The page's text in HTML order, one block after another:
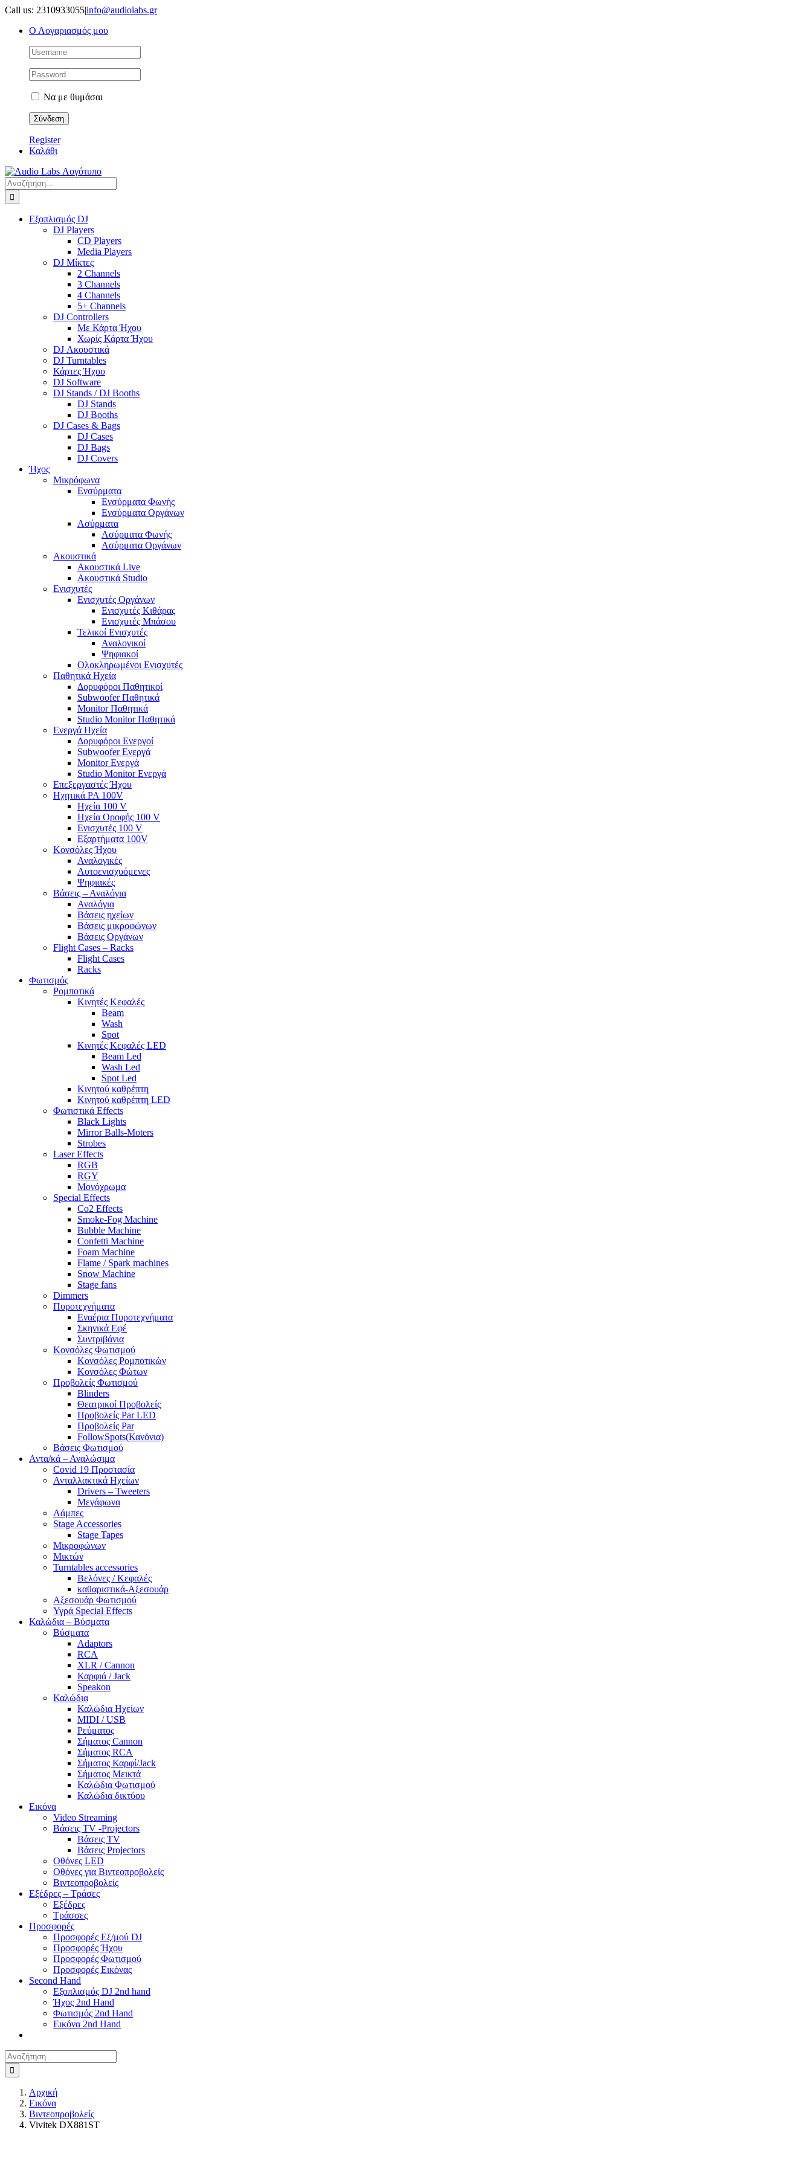
Μετάβαση
περιεχόμενο
Call us: 2310933055|info@audiolabs.gr
Ο Λογαριασμός μου
Να με θυμάσαι
Register
Καλάθι
Αναζήτηση
για:
Εξοπλισμός DJ
DJ Players
CD Players
Media Players
DJ Μίκτες
2 Channels
3 Channels
4 Channels
5+ Channels
DJ Controllers
Με Κάρτα Ήχου
Χωρίς Κάρτα Ήχου
DJ Ακουστικά
DJ Turntables
Κάρτες Ήχου
DJ Software
DJ Stands / DJ Booths
DJ Stands
DJ Booths
DJ Cases & Bags
DJ Cases
DJ Bags
DJ Covers
Ήχος
Μικρόφωνα
Ενσύρματα
Ενσύρματα Φωνής
Ενσύρματα Οργάνων
Ασύρματα
Ασύρματα Φωνής
Ασύρματα Οργάνων
Ακουστικά
Ακουστικά Live
Ακουστικά Studio
Ενισχυτές
Ενισχυτές Οργάνων
Ενισχυτές Κιθάρας
Ενισχυτές Μπάσου
Τελικοί Ενισχυτές
Αναλογικοί
Ψηφιακοί
Ολοκληρωμένοι Ενισχυτές
Παθητικά Ηχεία
Δορυφόροι Παθητικοί
Subwoofer Παθητικά
Monitor Παθητικά
Studio Monitor Παθητικά
Ενεργά Ηχεία
Δορυφόροι Ενεργοί
Subwoofer Ενεργά
Monitor Ενεργά
Studio Monitor Ενεργά
Επεξεργαστές Ήχου
Ηχητικά PA 100V
Ηχεία 100 V
Ηχεία Οροφής 100 V
Ενισχυτές 100 V
Εξαρτήματα 100V
Κονσόλες Ήχου
Αναλογικές
Αυτοενισχυόμενες
Ψηφιακές
Βάσεις – Αναλόγια
Αναλόγια
Βάσεις ηχείων
Βάσεις μικροφώνων
Βάσεις Οργάνων
Flight Cases – Racks
Flight Cases
Racks
Φωτισμός
Ρομποτικά
Κινητές Κεφαλές
Beam
Wash
Spot
Κινητές Κεφαλές LED
Beam Led
Wash Led
Spot Led
Κινητού καθρέπτη
Κινητού καθρέπτη LED
Φωτιστικά Effects
Black Lights
Mirror Balls-Moters
Strobes
Laser Effects
RGB
RGY
Μονόχρωμα
Special Effects
Co2 Effects
Smoke-Fog Machine
Bubble Machine
Confetti Machine
Foam Machine
Flame / Spark machines
Snow Machine
Stage fans
Dimmers
Πυροτεχνήματα
Εναέρια Πυροτεχνήματα
Σκηνικά Εφέ
Συντριβάνια
Κονσόλες Φωτισμού
Κονσόλες Ρομποτικών
Κονσόλες Φώτων
Προβολείς Φωτισμού
Blinders
Θεατρικοί Προβολείς
Προβολείς Par LED
Προβολείς Par
FollowSpots(Κανόνια)
Βάσεις Φωτισμού
Αντα/κά – Αναλώσιμα
Covid 19 Προστασία
Ανταλλακτικά Ηχείων
Drivers – Tweeters
Μεγάφωνα
Λάμπες
Stage Accessories
Stage Tapes
Μικροφώνων
Μικτών
Turntables accessories
Βελόνες / Κεφαλές
καθαριστικά-Αξεσουάρ
Αξεσουάρ Φωτισμού
Υγρά Special Effects
Καλώδια – Βύσματα
Βύσματα
Adaptors
RCA
XLR / Cannon
Καρφιά / Jack
Speakon
Καλώδια
Καλώδια Ηχείων
MIDI / USB
Ρεύματος
Σήματος Cannon
Σήματος RCA
Σήματος Καρφί/Jack
Σήματος Μεικτά
Καλώδια Φωτισμού
Καλώδια δικτύου
Εικόνα
Video Streaming
Βάσεις TV -Projectors
Βάσεις TV
Βάσεις Projectors
Οθόνες LED
Οθόνες για Βιντεοπροβολείς
Βιντεοπροβολείς
Εξέδρες – Τράσες
Εξέδρες
Τράσσες
Προσφορές
Προσφορές Εξ/μού DJ
Προσφορές Ήχου
Προσφορές Φωτισμού
Προσφορές Εικόνας
Second Hand
Εξοπλισμός DJ 2nd hand
Ήχος 2nd Hand
Φωτισμός 2nd Hand
Εικόνα 2nd Hand
Αναζήτηση
για:
Αρχική
Εικόνα
Βιντεοπροβολείς
Vivitek DX881ST